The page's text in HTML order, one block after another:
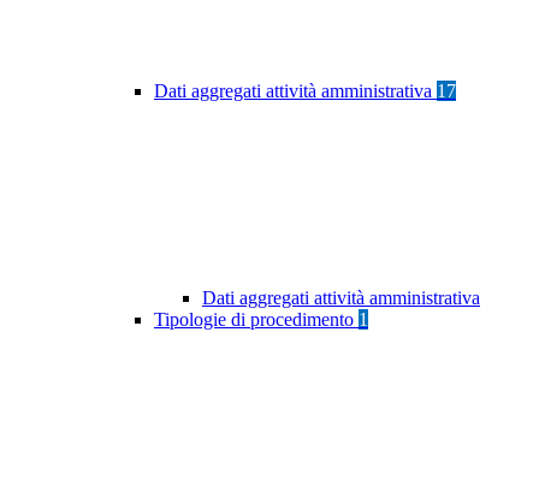
Dati aggregati attività amministrativa 17
Dati aggregati attività amministrativa
Tipologie di procedimento 1